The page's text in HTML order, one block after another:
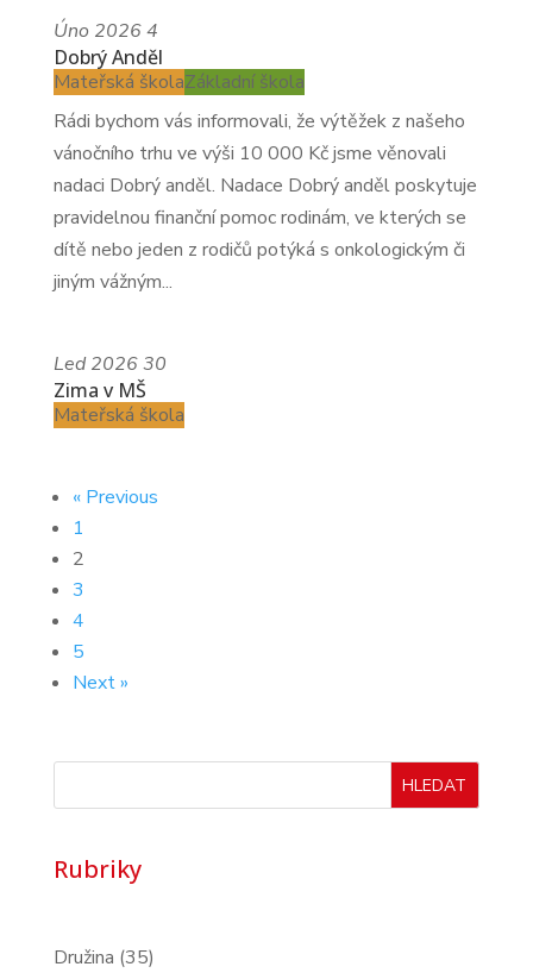
Úno 20264
Dobrý Anděl
Mateřská školaZákladní škola
Rádi bychom vás informovali, že výtěžek z našeho
vánočního trhu ve výši 10 000 Kč jsme věnovali
nadaci Dobrý anděl. Nadace Dobrý anděl poskytuje
pravidelnou finanční pomoc rodinám, ve kterých se
dítě nebo jeden z rodičů potýká s onkologickým či
jiným vážným...
Led 202630
Zima v MŠ
Mateřská škola
« Previous
1
2
3
4
5
Next »
HLEDAT
Rubriky
Družina (35)